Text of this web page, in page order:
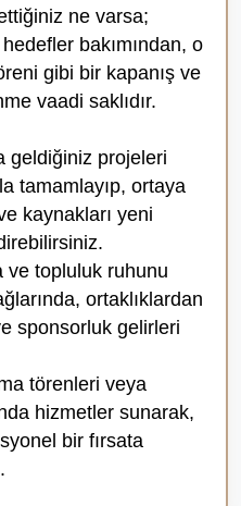
ne varsa;
bakımından, o
gibi bir kapanış ve
vaadi saklıdır.
geldiğiniz projeleri
tamamlayıp, ortaya
kaynakları yeni
ve topluluk ruhunu
ortaklıklardan
sponsorluk gelirleri
törenleri veya
hizmetler sunarak,
bir fırsata